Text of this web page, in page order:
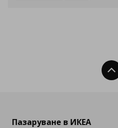
Пазаруване в ИКЕА